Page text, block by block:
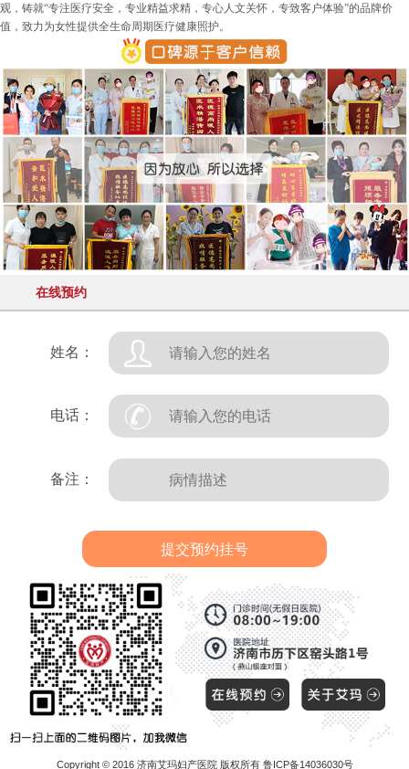
观，铸就“专注医疗安全，专业精益求精，专心人文关怀，专致客户体验”的品牌价
值，致力为女性提供全生命周期医疗健康照护。
在线预约
姓名：
电话：
备注：
Copyright © 2016 济南艾玛妇产医院 版权所有 鲁ICP备14036030号